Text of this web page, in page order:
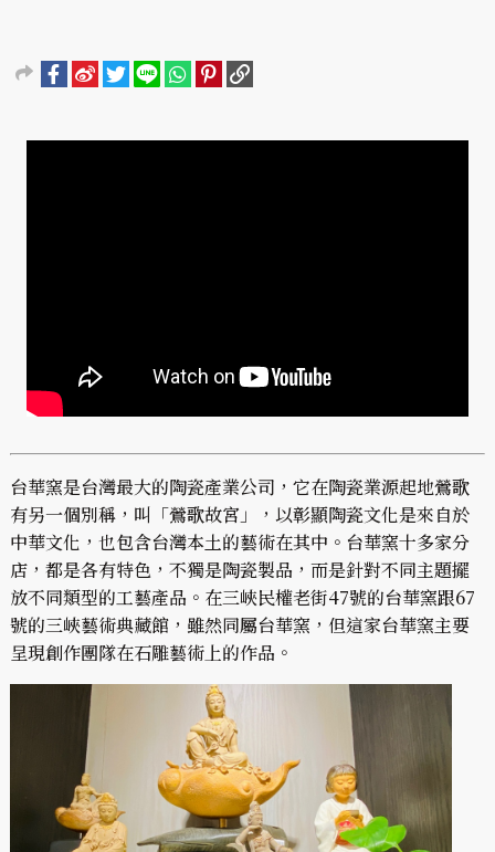
台華窯是台灣最大的陶瓷產業公司，它在陶瓷業源起地鶯歌
有另一個別稱，叫「鶯歌故宮」，以彰顯陶瓷文化是來自於
中華文化，也包含台灣本土的藝術在其中。台華窯十多家分
店，都是各有特色，不獨是陶瓷製品，而是針對不同主題擺
放不同類型的工藝產品。在三峽民權老街47號的台華窯跟67
號的三峽藝術典藏館，雖然同屬台華窯，但這家台華窯主要
呈現創作團隊在石雕藝術上的作品。